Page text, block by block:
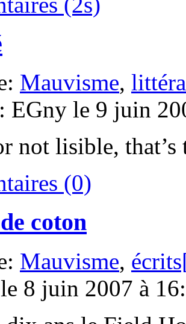
Mauvisme,
EGny le 9 juin
not lisible,
(0)
coton
Mauvisme,
8 juin 2007 à